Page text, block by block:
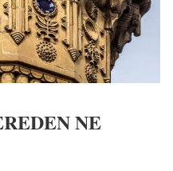
NE